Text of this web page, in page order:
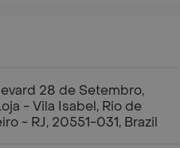
28 de Setembro,
- Vila Isabel, Rio de
- RJ, 20551-031, Brazil